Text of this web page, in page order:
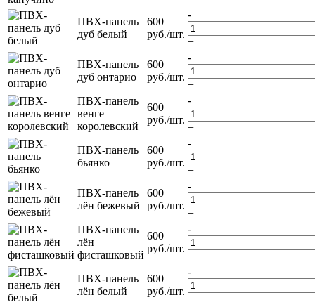
ПВХ-панель
дуб белый
600
руб./шт.
-
+
ПВХ-панель
дуб онтарио
600
руб./шт.
-
+
ПВХ-панель
венге
королевский
600
руб./шт.
-
+
ПВХ-панель
бьянко
600
руб./шт.
-
+
ПВХ-панель
лён бежевый
600
руб./шт.
-
+
ПВХ-панель
лён
фисташковый
600
руб./шт.
-
+
ПВХ-панель
лён белый
600
руб./шт.
-
+